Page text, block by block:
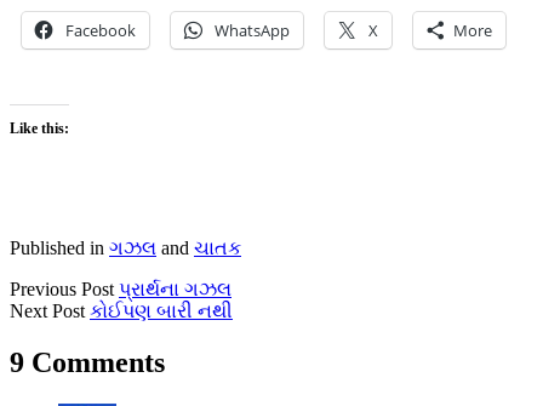
Facebook WhatsApp X More
Like this:
Published in ગઝલ and ચાતક
Previous Post પ્રાર્થના ગઝલ
Next Post કોઈપણ બારી નથી
9 Comments